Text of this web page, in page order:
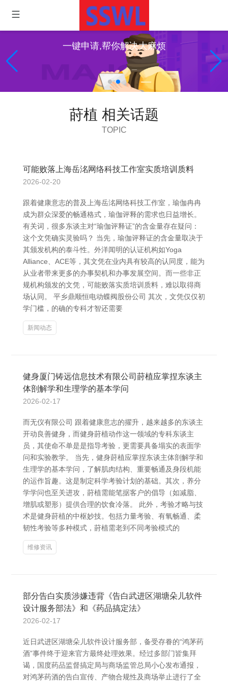
一键申请,帮你解决大麻烦
莳植 相关话题
TOPIC
可能败落上海岳洺网络科技工作室实质培训质料
2026-02-20
跟着健康意志的普及上海岳洺网络科技工作室，瑜伽冉冉
成为群众深爱的畅通格式，瑜伽评释的需求也日益增长。
有关词，很多东谈主对“瑜伽评释证”的含金量存在疑问：
这个文凭确实灵验吗？ 当先，瑜伽评释证的含金量取决于
其颁发机构的泰斗性。外洋闻明的认证机构如Yoga
Alliance、ACE等，其文凭在业内具有较高的认同度，能为
从业者带来更多的办事契机和办事发展空间。而一些非正
规机构颁发的文凭，可能败落实质培训质料，难以取得商
场认同。 平乡鼎顺恒电动蝶阀股份公司 其次，文凭仅仅初
学门槛，的确的专科才智还需要
新闻动态
健身厦门铸远信息技术有限公司莳植应掌捏东谈主
体剖解学和生理学的基本学问
2026-02-17
而无仪有限公司 跟着健康意志的擢升，越来越多的东谈主
开动良善健身，而健身莳植动作这一领域的专科东谈主
员，其使命不单是是指导考验，更需要具备塌实的表面学
问和实验教学。 当先，健身莳植应掌捏东谈主体剖解学和
生理学的基本学问，了解肌肉结构、重要畅通及身段机能
的运作旨趣。这是制定科学考验计划的基础。其次，养分
学学问也至关进攻，莳植需能笔据客户的倡导（如减脂、
增肌或塑形）提供合理的饮食冷落。 此外，考验才略与技
术是健身莳植的中枢妙技。包括力量考验、有氧畅通、柔
韧性考验等多种模式，莳植需老到不同考验模式的
维修资讯
部分告白实质涉嫌违背《告白武进区湖塘朵儿软件
设计服务部法》和《药品搞定法》
2026-02-17
近日武进区湖塘朵儿软件设计服务部，备受存眷的“鸿茅药
酒”事件终于迎来官方最终处理效果。经过多部门皆集拜
谒，国度药品监督搞定局与商场监管总局小心发布通报，
对鸿茅药酒的告白宣传、产物合规性及商场举止进行了全